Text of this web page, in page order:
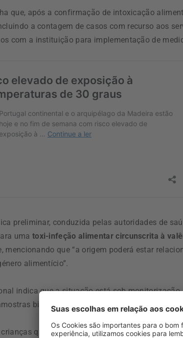
que, após a confirmação de intoxicação
a contagem de casos com recurso aos
com a instituição para implementação de
preliminar, conduzida pelas autoridades de
uma toxi-infeção alimentar circunscrita à
mencionando que “a origem poderá estar
alimentício”.
indica que a situação está sob
biológicas dos doentes e às amostras
que
perante o surgimento de sintomas